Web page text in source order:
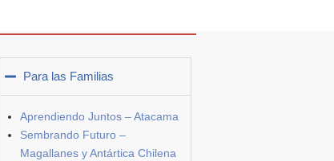
Para las Familias
Aprendiendo Juntos – Atacama
Sembrando Futuro –
Magallanes y Antártica Chilena